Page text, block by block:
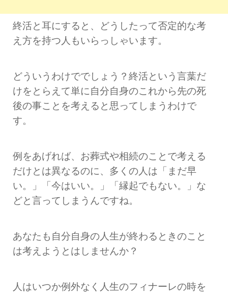
終活と耳にすると、どうしたって否定的な考
え方を持つ人もいらっしゃいます。
どういうわけででしょう？終活という言葉だ
けをとらえて単に自分自身のこれから先の死
後の事ことを考えると思ってしまうわけで
す。
例をあげれば、お葬式や相続のことで考える
だけとは異なるのに、多くの人は「まだ早
い。」「今はいい。」「縁起でもない。」な
どと言ってしまうんですね。
あなたも自分自身の人生が終わるときのこと
は考えようとはしませんか？
人はいつか例外なく人生のフィナーレの時を